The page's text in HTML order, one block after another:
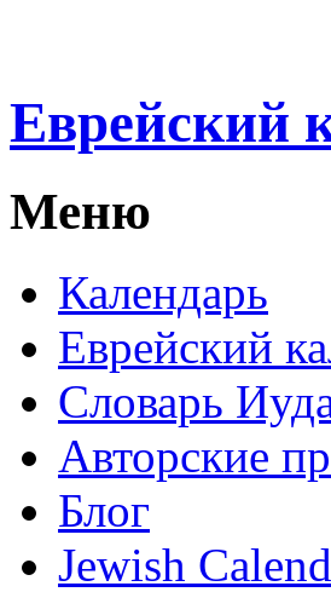
Еврейский
Меню
Календарь
Еврейский
Словарь
Авторские
Блог
Jewish